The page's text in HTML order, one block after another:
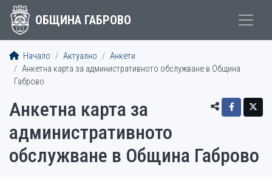
ОБЩИНА ГАБРОВО
Начало Актуално
Анкети
Анкетна карта за административното обслужване в Община
Габрово
Анкетна карта за
административното
обслужване в Община Габрово